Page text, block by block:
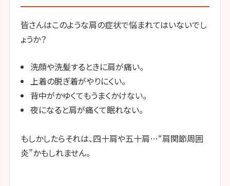
皆さんはこのような肩の症状で悩まれてはいないでし
ょうか？
洗顔や洗髪するときに肩が痛い。
上着の脱ぎ着がやりにくい。
背中がかゆくてもうまくかけない。
夜になると肩が痛くて眠れない。
もしかしたらそれは、四十肩や五十肩…“肩関節周囲
炎”かもしれません。